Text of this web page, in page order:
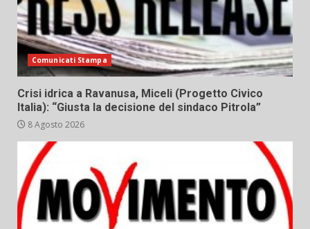
Comunicati Stampa
Crisi idrica a Ravanusa, Miceli (Progetto Civico
Italia): “Giusta la decisione del sindaco Pitrola”
8 Agosto 2026